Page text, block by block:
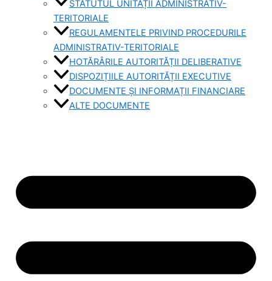
STATUTUL UNITĂȚII ADMINISTRATIV-
TERITORIALE
REGULAMENTELE PRIVIND PROCEDURILE
ADMINISTRATIV-TERITORIALE
HOTĂRÂRILE AUTORITĂȚII DELIBERATIVE
DISPOZIȚIILE AUTORITĂȚII EXECUTIVE
DOCUMENTE ȘI INFORMAȚII FINANCIARE
ALTE DOCUMENTE